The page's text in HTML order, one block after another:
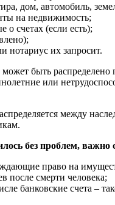
дом, автомобиль,
на недвижимость;
о счетах (если есть);
нотариус их запросит.
быть
или
между
без проблем,
право на
после смерти человека;
банковские счета –